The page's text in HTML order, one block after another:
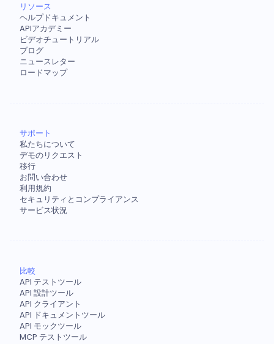
リソース
ヘルプドキュメント
APIアカデミー
ビデオチュートリアル
ブログ
ニュースレター
ロードマップ
サポート
私たちについて
デモのリクエスト
移行
お問い合わせ
利用規約
セキュリティとコンプライアンス
サービス状況
比較
API テストツール
API 設計ツール
API クライアント
API ドキュメントツール
API モックツール
MCP テストツール